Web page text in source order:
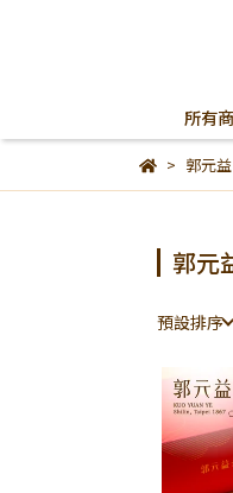
所有
郭元益
郭元
預設排序